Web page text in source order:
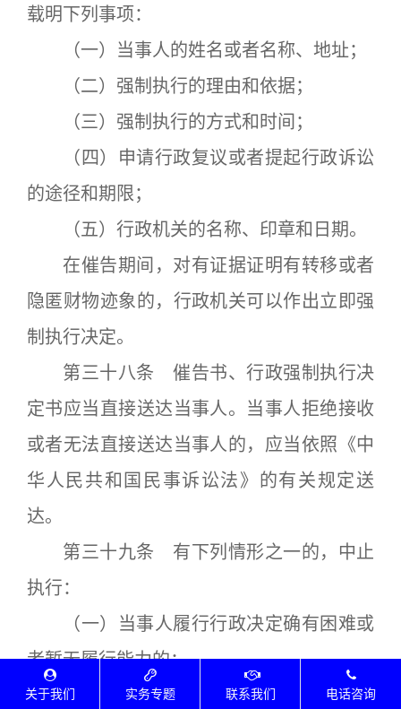
载明下列事项：
（一）当事人的姓名或者名称、地址；
（二）强制执行的理由和依据；
（三）强制执行的方式和时间；
（四）申请行政复议或者提起行政诉讼
的途径和期限；
（五）行政机关的名称、印章和日期。
在催告期间，对有证据证明有转移或者
隐匿财物迹象的，行政机关可以作出立即强
制执行决定。
第三十八条 催告书、行政强制执行决
定书应当直接送达当事人。当事人拒绝接收
或者无法直接送达当事人的，应当依照《中
华人民共和国民事诉讼法》的有关规定送
达。
第三十九条 有下列情形之一的，中止
执行：
（一）当事人履行行政决定确有困难或
者暂无履行能力的；
（二）第三人对执行标的主张权利，确
关于我们 实务专题 联系我们 电话咨询